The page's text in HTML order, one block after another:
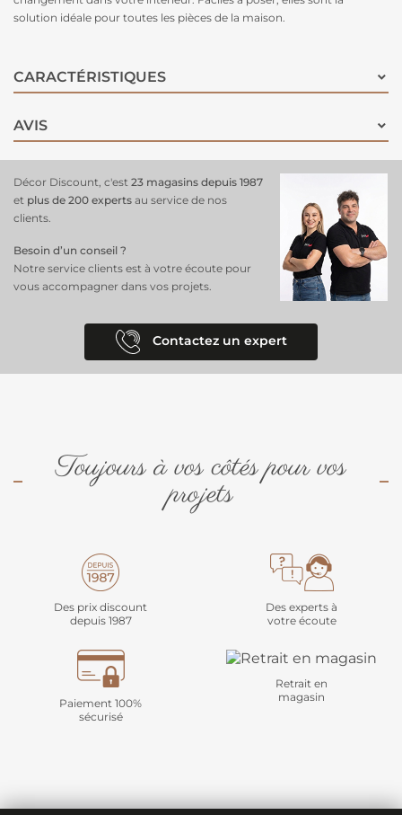
solution idéale pour toutes les pièces de la maison.
CARACTÉRISTIQUES
AVIS
Décor Discount, c'est 23 magasins depuis 1987
et plus de 200 experts au service de nos
clients.
Besoin d’un conseil ?
Notre service clients est à votre écoute pour
vous accompagner dans vos projets.
Contactez un expert
Toujours à vos côtés pour vos
projets
Des prix discount
depuis 1987
Des experts à
votre écoute
Paiement 100%
sécurisé
Retrait en
magasin